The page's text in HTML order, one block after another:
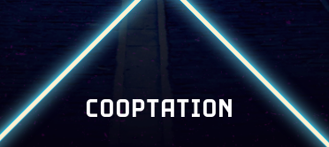
COOPTATION